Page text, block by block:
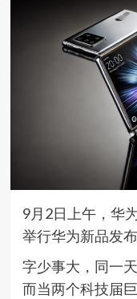
9月2日上午，华
举行华为新品发布
字少事大，同一
而当两个科技届